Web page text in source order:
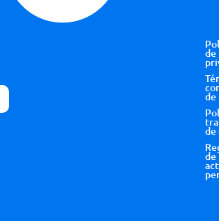
de
de
de
de